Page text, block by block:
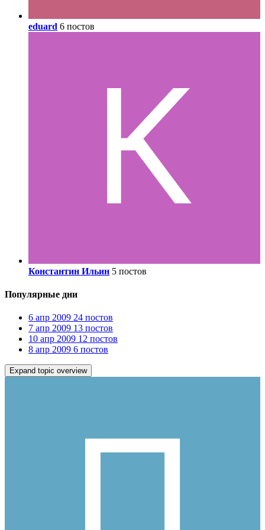
eduard 6 постов
Константин Ильин 5 постов
Популярные дни
6 апр 2009 24 постов
7 апр 2009 13 постов
10 апр 2009 12 постов
8 апр 2009 6 постов
Expand topic overview